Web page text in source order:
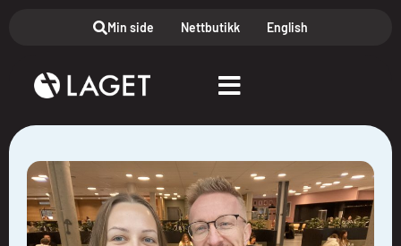
Min side Nettbutikk English